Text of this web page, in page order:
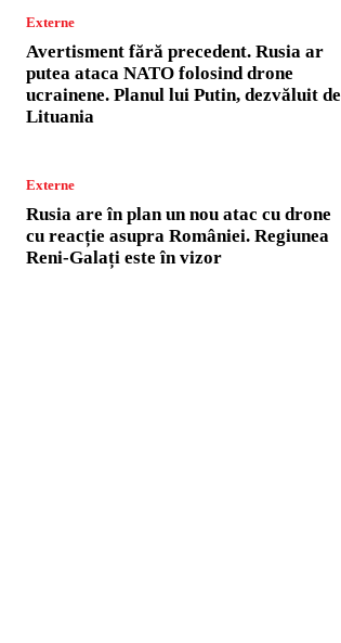
Externe
Avertisment fără precedent. Rusia ar
putea ataca NATO folosind drone
ucrainene. Planul lui Putin, dezvăluit de
Lituania
Externe
Rusia are în plan un nou atac cu drone
cu reacție asupra României. Regiunea
Reni-Galați este în vizor